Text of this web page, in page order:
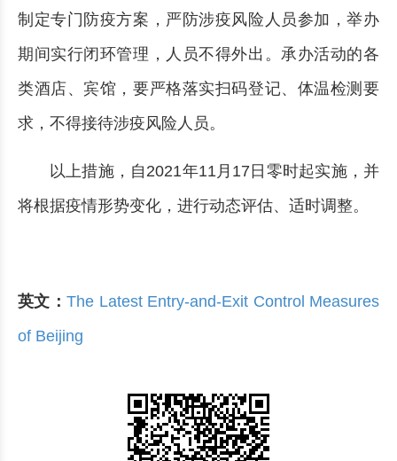
制定专门防疫方案，严防涉疫风险人员参加，举办
期间实行闭环管理，人员不得外出。承办活动的各
类酒店、宾馆，要严格落实扫码登记、体温检测要
求，不得接待涉疫风险人员。
以上措施，自2021年11月17日零时起实施，并
将根据疫情形势变化，进行动态评估、适时调整。
英文：The Latest Entry-and-Exit Control Measures
of Beijing